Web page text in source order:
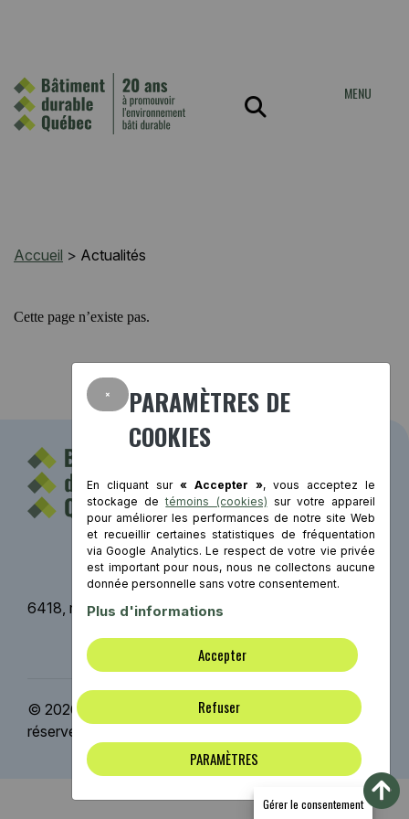
MENU
Accueil > Actualités
Cette page n’existe pas.
Contact
6418, rue St-Hubert, Montréal (Québec) H2S 2M2
Mentions légales
© 2026 Bâtiment durable Québec | Tous droits
réservés. | Conception Web :
×
PARAMÈTRES DE
COOKIES
En cliquant sur « Accepter », vous acceptez le
stockage detémoins (cookies) sur votre appareil
pour améliorer les performances de notre site Web
et recueillir certaines statistiques de fréquentation
via Google Analytics. Le respect de votre vie privée
est important pour nous, nous ne collectons aucune
donnée personnelle sans votre consentement.
Plus d'informations
Accepter
Refuser
PARAMÈTRES
Gérer le consentement